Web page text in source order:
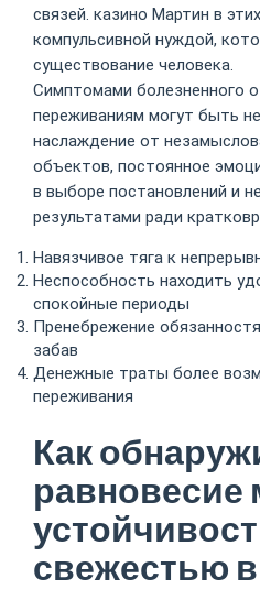
связей. казино Мартин в
компульсивной нуждой,
существование человека.
Симптомами болезненного
переживаниям могут быть
наслаждение от
объектов, постоянное
в выборе постановлений и
результатами ради
Навязчивое тяга к
Неспособность находить
спокойные периоды
Пренебрежение
забав
Денежные траты более
переживания
Как
равновесие
свежестью